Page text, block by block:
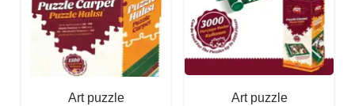
Art puzzle
Art puzzle